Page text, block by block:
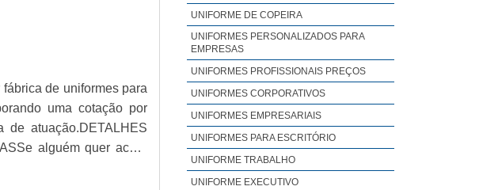
de uniformes para
uma cotação por
atuação.DETALHES
alguém quer achar
UNIFORME DE COPEIRA
UNIFORMES PERSONALIZADOS PARA
EMPRESAS
UNIFORMES PROFISSIONAIS PREÇOS
UNIFORMES CORPORATIVOS
UNIFORMES EMPRESARIAIS
UNIFORMES PARA ESCRITÓRIO
UNIFORME TRABALHO
UNIFORME EXECUTIVO